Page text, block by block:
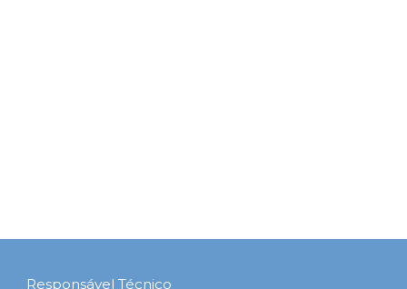
Responsável Técnico